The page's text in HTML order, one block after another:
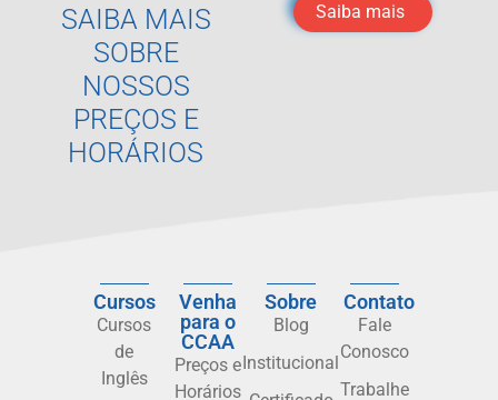
SAIBA MAIS
SOBRE
NOSSOS
PREÇOS E
HORÁRIOS
Saiba mais
Cursos
Cursos
de
Inglês
Venha
para o
CCAA
Preços e
Horários
Sobre
Blog
Institucional
Contato
Fale
Conosco
Trabalhe